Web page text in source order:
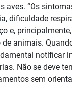
aves. “Os
dificuldade
e,
animais.
notificar
Não se deve
sem